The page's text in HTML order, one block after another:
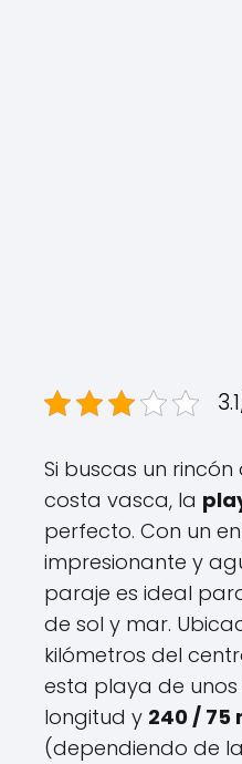
Si buscas un
costa vasca, la
perfecto. Con un
impresionante y
paraje es ideal
de sol y mar.
kilómetros del
esta playa de unos
longitud y 240 / 75
(dependiendo de